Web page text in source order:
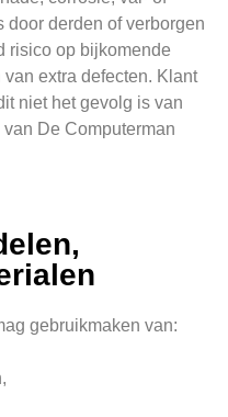
door derden of verborgen
risico op bijkomende
extra defecten. Klant
niet het gevolg is van
De Computerman
gebruikmaken van: